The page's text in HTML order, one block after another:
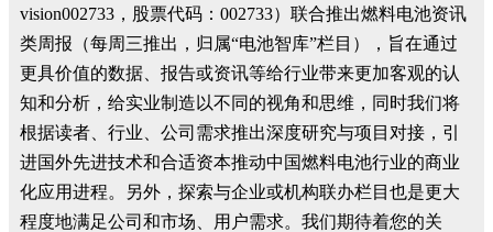
vision002733，股票代码：002733）联合推出燃料电池资讯
类周报（每周三推出，归属“电池智库”栏目），旨在通过
更具价值的数据、报告或资讯等给行业带来更加客观的认
知和分析，给实业制造以不同的视角和思维，同时我们将
根据读者、行业、公司需求推出深度研究与项目对接，引
进国外先进技术和合适资本推动中国燃料电池行业的商业
化应用进程。另外，探索与企业或机构联办栏目也是更大
程度地满足公司和市场、用户需求。我们期待着您的关